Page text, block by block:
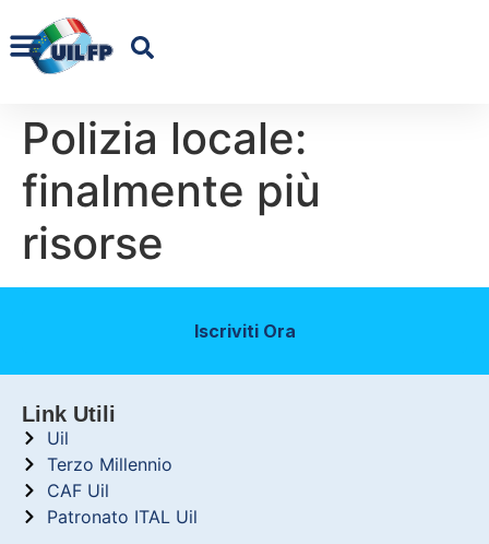
Polizia locale:
finalmente più
risorse
Iscriviti Ora
Link Utili
Uil
Terzo Millennio
CAF Uil
Patronato ITAL Uil